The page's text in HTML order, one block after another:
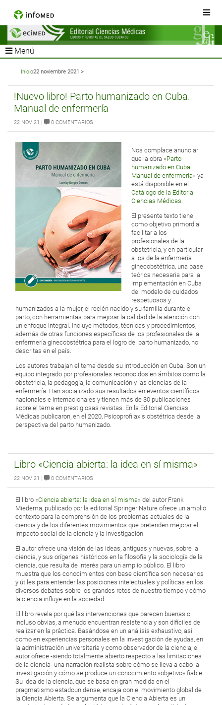
Menú
Inicio22 noviembre 2021 >
!Nuevo libro! Parto humanizado en Cuba.
Manual de enfermería
22 NOV 21 | 0 COMENTARIOS
Nos complace anunciar
que la obra «Parto
humanizado en Cuba.
Manual de enfermería» ya
está disponible en el
Catálogo de la Editorial
Ciencias Médicas.
El presente texto tiene
como objetivo primordial
facilitar a los
profesionales de la
obstetricia, y en particular
a los de la enfermería
ginecobstétrica, una base
teórica necesaria para la
implementación en Cuba
del modelo de cuidados
respetuosos y
humanizados a la mujer, el recién nacido y su familia durante el
parto, con herramientas para mejorar la calidad de la atención con
un enfoque integral. Incluye métodos, técnicas y procedimientos,
además de otras funciones específicas de los profesionales de la
enfermería ginecobstétrica para el logro del parto humanizado, no
descritas en el país.
Los autores trabajan el tema desde su introducción en Cuba. Son un
equipo integrado por profesionales reconocidos en ámbitos como la
obstetricia, la pedagogía, la comunicación y las ciencias de la
enfermería. Han socializado sus resultados en eventos científicos
nacionales e internacionales y tienen más de 30 publicaciones
sobre el tema en prestigiosas revistas. En la Editorial Ciencias
Médicas publicaron, en el 2020, Psicoprofilaxis obstétrica desde la
perspectiva del parto humanizado.
Libro «Ciencia abierta: la idea en sí misma»
22 NOV 21 | 0 COMENTARIOS
El libro «Ciencia abierta: la idea en sí misma» del autor Frank
Miedema, publicado por la editorial Springer Nature ofrece un amplio
contexto para la comprensión de los problemas actuales de la
ciencia y de los diferentes movimientos que pretenden mejorar el
impacto social de la ciencia y la investigación.
El autor ofrece una visión de las ideas, antiguas y nuevas, sobre la
ciencia, y sus orígenes históricos en la filosofía y la sociología de la
ciencia, que resulta de interés para un amplio público. El libro
muestra que los conocimientos con base científica son necesarios
y útiles para entender las posiciones intelectuales y políticas en los
diversos debates sobre los grandes retos de nuestro tiempo y cómo
la ciencia influye en la sociedad.
El libro revela por qué las intervenciones que parecen buenas o
incluso obvias, a menudo encuentran resistencia y son difíciles de
realizar en la práctica. Basándose en un análisis exhaustivo, así
como en experiencias personales en la investigación de ayudas, en
la administración universitaria y como observador de la ciencia, el
autor ofrece -siendo totalmente abierto respecto a las limitaciones
de la ciencia- una narración realista sobre cómo se lleva a cabo la
investigación y cómo se produce un conocimiento «objetivo» fiable.
Su idea de la ciencia, que se basa en gran medida en el
pragmatismo estadounidense, encaja con el movimiento global de
la Ciencia Abierta. Se argumenta que la Ciencia Abierta es un